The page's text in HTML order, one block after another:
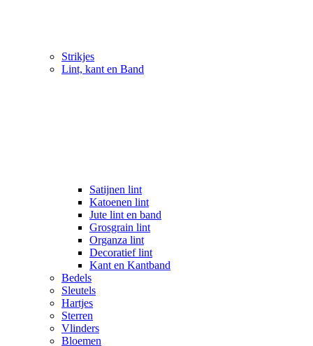
Strikjes
Lint, kant en Band
Satijnen lint
Katoenen lint
Jute lint en band
Grosgrain lint
Organza lint
Decoratief lint
Kant en Kantband
Bedels
Sleutels
Hartjes
Sterren
Vlinders
Bloemen